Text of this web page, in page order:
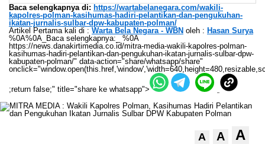
Baca selengkapnya di: https://wartabelanegara.com/wakili-
kapolres-polman-kasihumas-hadiri-pelantikan-dan-pengukuhan-
ikatan-jurnalis-sulbar-dpw-kabupaten-polman/
Artikel Pertama kali di : Warta Bela Negara - WBN oleh : Hasan Surya
%0A%0A_Baca selengkapnya:_ %0A
https://news.danakirtimedia.co.id/mitra-media-wakili-kapolres-polman-
kasihumas-hadiri-pelantikan-dan-pengukuhan-ikatan-jurnalis-sulbar-dpw-
kabupaten-polman/" data-action="share/whatsapp/share"
;return false;" title="share ke whatsapp">
A A A